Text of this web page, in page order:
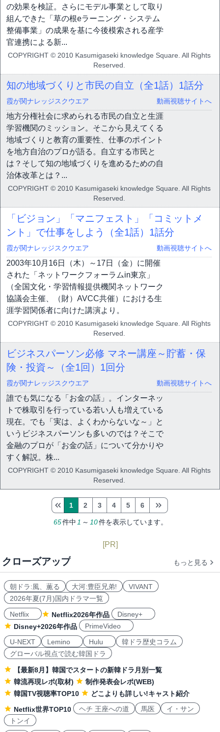
の効果を検証。さらにモデル事業として取り
組んできた「草の根eラーニング・システム
整備事業」の成果を基に今後模索される産学
官連携による新...
COPYRIGHT © 2010 Kasumigaseki knowledge Square. All Rights
Reserved.
知の地域づくりと市民の自立（全1話） 1話分
霞が関ナレッジスクウエア 動画視聴サイトへ
地方分権社会に求められる市民の自立と生涯
学習機関のミッション。そこから見えてくる
地域づくりと教育の重要性、仕事のポイント
を地方自治のプロが語る。自立する市民と
は？そして知の地域づくりを進めるための自
治体改革とは？...
COPYRIGHT © 2010 Kasumigaseki knowledge Square. All Rights
Reserved.
「ビジョン」「マニフェスト」「コミットメ
ント」で仕事をしよう（全1話） 1話分
霞が関ナレッジスクウエア 動画視聴サイトへ
2003年10月16日（木）～17日（金）に開催
された「ネットワークフォーラムin東京」
（全国文化・学習情報提供機関ネットワーク
協議会主催、（財）AVCC共催）における生
涯学習関係者に向けた講演より。
COPYRIGHT © 2010 Kasumigaseki knowledge Square. All Rights
Reserved.
ビジネスパーソン必修 マネー講座～貯蓄・保
険・投資～（全1回） 1回分
霞が関ナレッジスクウエア 動画視聴サイトへ
誰でも気になる「お金の話」。インターネッ
トで株取引を行っている若い人も増えている
現在。でも「実は、よくわからないな～」と
いうビジネスパーソンも多いのでは？そこで
金融のプロが「お金の話」について分かりや
すく解説。株...
COPYRIGHT © 2010 Kasumigaseki knowledge Square. All Rights
Reserved.
65件中 1 ～ 10件を表示しています。
1 2 3 4 5 6
[PR]
クローズアップ もっと見る
朝ドラ:風、薫る 大河:豊臣兄弟!
VIVANT
2026年夏(7月)国内ドラマ一覧
Netflix
Netflix2026年作品
Disney+
Disney+2026年作品
PrimeVideo
U-NEXT
Lemino Hulu
韓ドラ歴史コラム
グローバル視点で読む韓国ドラ
【最新8月】韓国でスタートの新韓ドラ月別一覧
韓流再現レポ(取材)
制作発表会レポ(WEB)
韓国TV視聴率TOP10
どこよりも詳しい!キャスト紹介
Netflix世界TOP10
ヘチ 王座への道 馬医
イ・サン
トンイ